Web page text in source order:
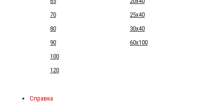
70
25x40
80
30x40
90
60x100
100
120
Справка